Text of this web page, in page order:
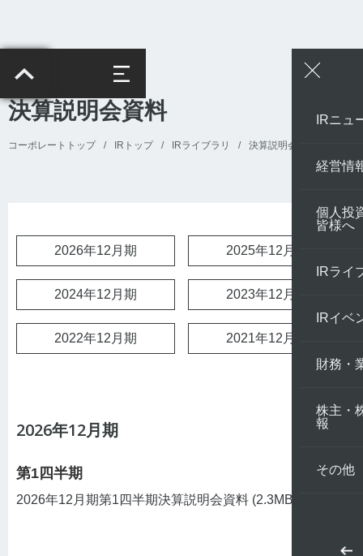
IRニュ
経営情
個人投
皆様へ
IRライ
IRイベ
財務・
株主・
報
その他
決算説明会資料
コーポレートトップ / IRトップ / IRライブラリ / 決算説明会資料
2026年12月期 2025年12月期
2024年12月期 2023年12月期
2022年12月期 2021年12月期
2026年12月期
第1四半期
2026年12月期第1四半期決算説明会資料 (2.3MB)